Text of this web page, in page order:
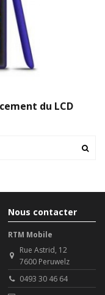
du LCD
Nous contacter
RTM Mobile
Rue Astrid, 12
7600 Peruwelz
0493 30 46 64